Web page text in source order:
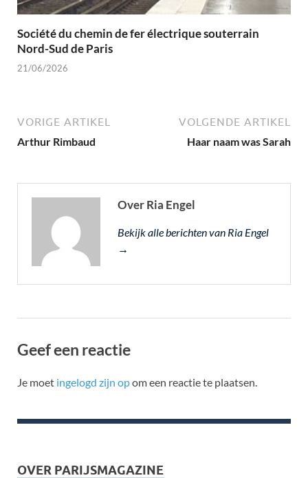
Société du chemin de fer électrique souterrain
Nord-Sud de Paris
21/06/2026
VORIGE ARTIKEL
Arthur Rimbaud
VOLGENDE ARTIKEL
Haar naam was Sarah
Over Ria Engel
Bekijk alle berichten van Ria Engel
→
Geef een reactie
Je moet ingelogd zijn opom een reactie te plaatsen.
OVER PARIJSMAGAZINE